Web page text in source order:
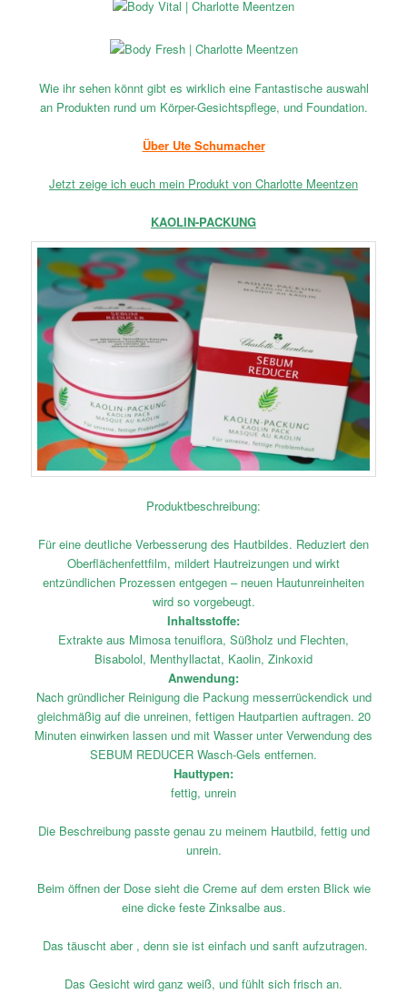
Wie ihr sehen könnt gibt es wirklich eine Fantastische auswahl
an Produkten rund um Körper-Gesichtspflege, und Foundation.
Über Ute Schumacher
Jetzt zeige ich euch mein Produkt von Charlotte Meentzen
KAOLIN-PACKUNG
Produktbeschreibung:
Für eine deutliche Verbesserung des Hautbildes. Reduziert den
Oberflächenfettfilm, mildert Hautreizungen und wirkt
entzündlichen Prozessen entgegen – neuen Hautunreinheiten
wird so vorgebeugt.
Inhaltsstoffe:
Extrakte aus Mimosa tenuiflora, Süßholz und Flechten,
Bisabolol, Menthyllactat, Kaolin, Zinkoxid
Anwendung:
Nach gründlicher Reinigung die Packung messerrückendick und
gleichmäßig auf die unreinen, fettigen Hautpartien auftragen. 20
Minuten einwirken lassen und mit Wasser unter Verwendung des
SEBUM REDUCER Wasch-Gels entfernen.
Hauttypen:
fettig, unrein
Die Beschreibung passte genau zu meinem Hautbild, fettig und
unrein.
Beim öffnen der Dose sieht die Creme auf dem ersten Blick wie
eine dicke feste Zinksalbe aus.
Das täuscht aber , denn sie ist einfach und sanft aufzutragen.
Das Gesicht wird ganz weiß, und fühlt sich frisch an.